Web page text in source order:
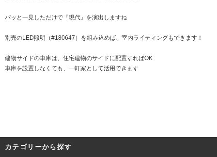
パッと一見しただけで『現代』を演出しますね
別売のLED照明（#180647）を組み込めば、室内ライティングもできます！
建物サイドの車庫は、住宅建物のサイドに配置すればOK
車庫を設置しなくても、一軒家として活用できます
カテゴリーから探す